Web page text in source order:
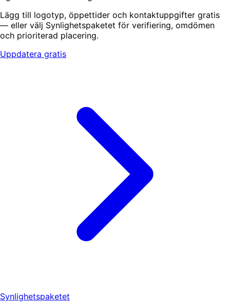
Lägg till logotyp, öppettider och kontaktuppgifter gratis
— eller välj Synlighetspaketet för verifiering, omdömen
och prioriterad placering.
Uppdatera gratis
Synlighetspaketet